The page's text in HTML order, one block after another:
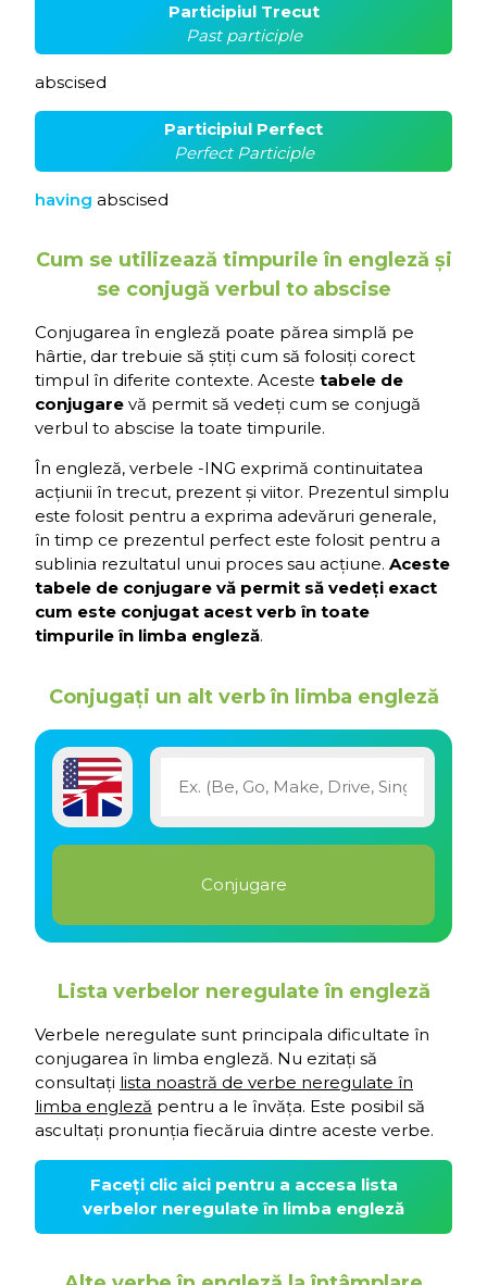
Participiul Trecut
Past participle
abscised
Participiul Perfect
Perfect Participle
having abscised
Cum se utilizează timpurile în engleză și
se conjugă verbul to abscise
Conjugarea în engleză poate părea simplă pe
hârtie, dar trebuie să știți cum să folosiți corect
timpul în diferite contexte. Aceste tabele de
conjugare vă permit să vedeți cum se conjugă
verbul to abscise la toate timpurile.
În engleză, verbele -ING exprimă continuitatea
acțiunii în trecut, prezent și viitor. Prezentul simplu
este folosit pentru a exprima adevăruri generale,
în timp ce prezentul perfect este folosit pentru a
sublinia rezultatul unui proces sau acțiune. Aceste
tabele de conjugare vă permit să vedeți exact
cum este conjugat acest verb în toate
timpurile în limba engleză.
Conjugați un alt verb în limba engleză
Lista verbelor neregulate în engleză
Verbele neregulate sunt principala dificultate în
conjugarea în limba engleză. Nu ezitați să
consultați lista noastră de verbe neregulate în
limba engleză pentru a le învăța. Este posibil să
ascultați pronunția fiecăruia dintre aceste verbe.
Faceți clic aici pentru a accesa lista
verbelor neregulate în limba engleză